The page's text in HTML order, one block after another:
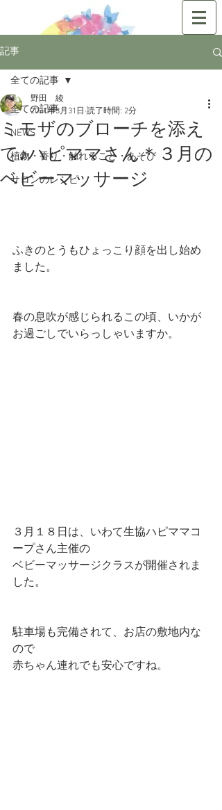
記事
全ての記事
NEWS
植物・香り・触れること・あそび
サロンのレシピ
全ての記事
ミモザのブローチを添え
て♪ハピママさん＊３月の
ベビーマッサージ
野田 綾
2021年3月31日 読了時間: 2分
ふきのとうもひょっこり顔を出し始め
ました。
春の息吹が感じられるこの頃、いかが
お過ごしでいらっしゃいますか。
３月１８日は、いわて生協ハピママコ
ープさん主催の
ベビーマッサージクラスが開催されま
した。
駐車場も完備されて、お店の敷地内な
ので
赤ちゃん連れでも安心ですね。